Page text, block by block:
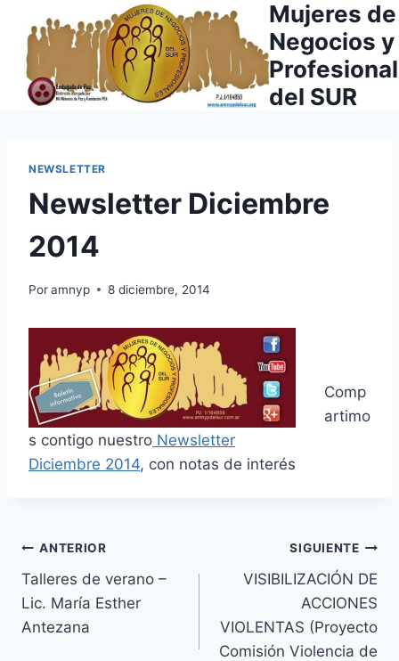
contenido
Mujeres de
Negocios y
del SUR
NEWSLETTER
Newsletter Diciembre
2014
Poramnyp 8 diciembre, 2014
Comp
artimo
s contigo nuestro Newsletter
Diciembre 2014, con notas de interés
Navegación
de
entradas
ANTERIOR
Talleres de verano –
Lic. María Esther
Antezana
SIGUIENTE
VISIBILIZACIÓN DE
ACCIONES
VIOLENTAS (Proyecto
Comisión Violencia de